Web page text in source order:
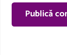
Publică